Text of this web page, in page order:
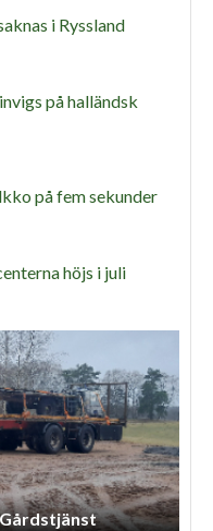
i Ryssland
på halländsk
på fem sekunder
höjs i juli